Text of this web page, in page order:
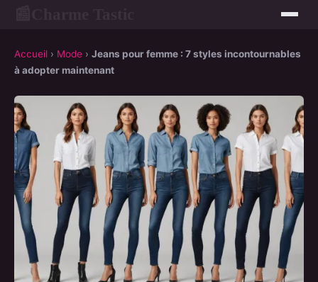
Accueil › Mode › Jeans pour femme : 7 styles incontournables
à adopter maintenant